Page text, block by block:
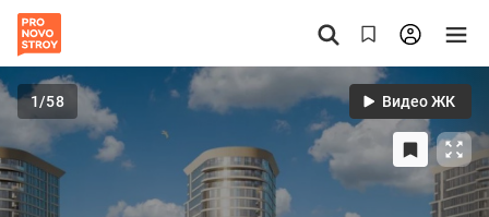
1/58 Видео ЖК